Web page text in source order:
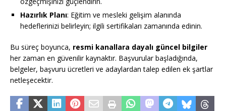
Hazırlık Planı: Eğitim ve mesleki gelişim alanında
hedeflerinizi belirleyin; ilgili sertifikaları zamanında edinin.
Bu süreç boyunca, resmi kanallara dayalı güncel bilgiler
her zaman en güvenilir kaynaktır. Başvurular başladığında,
belgeler, başvuru ücretleri ve adaylardan talep edilen ek şartlar
netleşecektir.